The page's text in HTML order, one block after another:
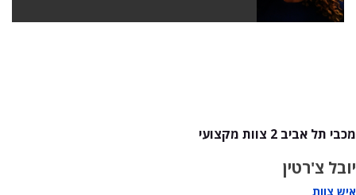
מכבי תל אביב 2 צוות מקצועי
יובל צ'רטין
איש צוות